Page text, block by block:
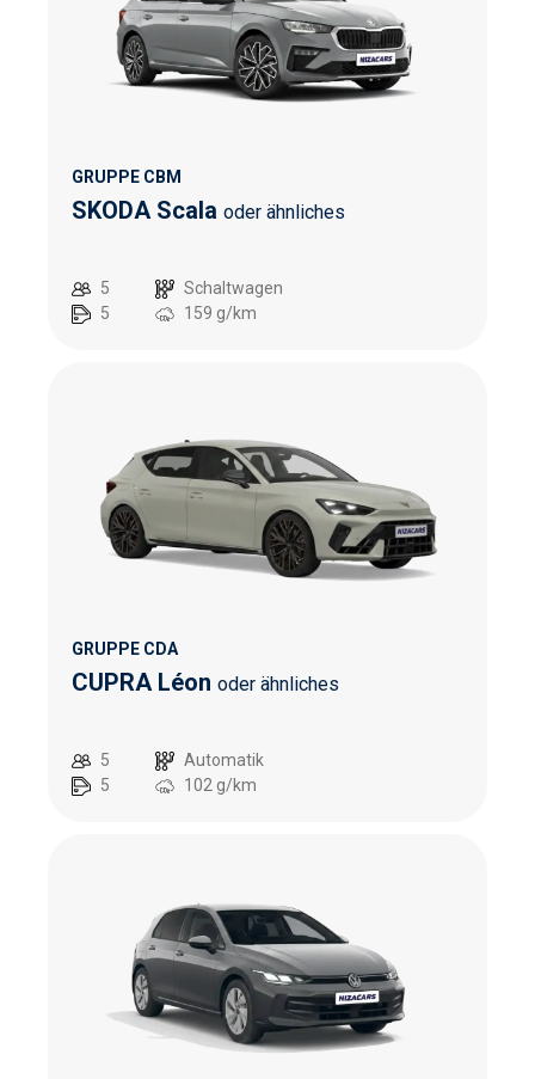
GRUPPE CBM
SKODA Scala oder ähnliches
5
5
Schaltwagen
159 g/km
GRUPPE CDA
CUPRA Léon oder ähnliches
5
5
Automatik
102 g/km